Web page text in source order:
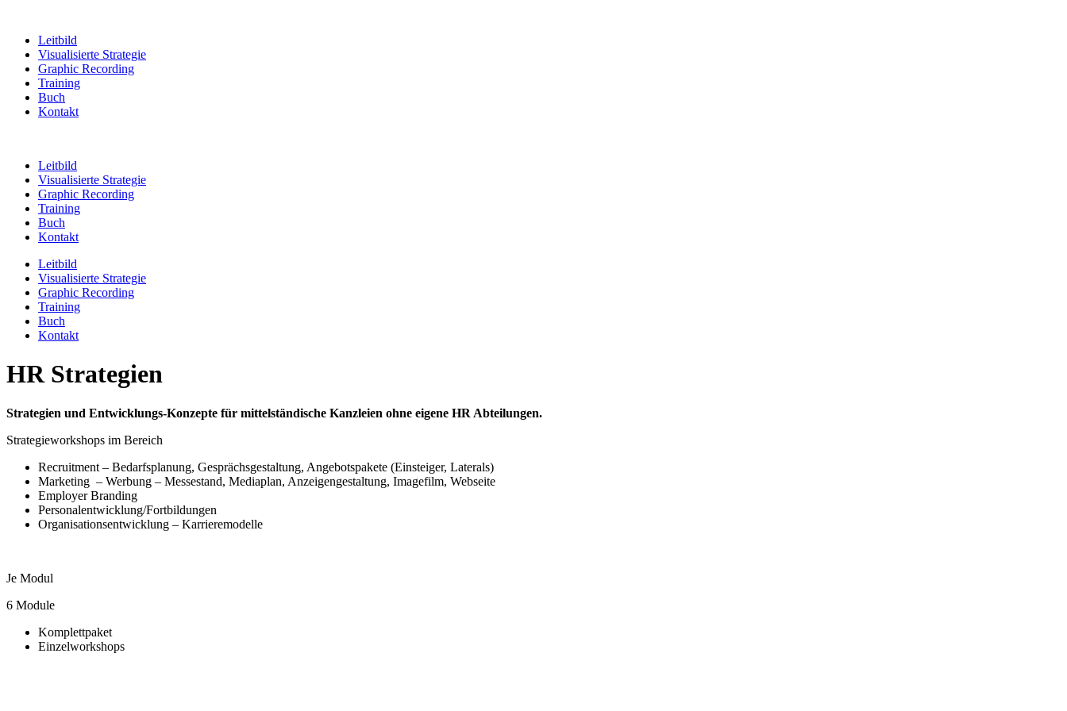
Leitbild
Visualisierte Strategie
Graphic Recording
Training
Buch
Kontakt
Leitbild
Visualisierte Strategie
Graphic Recording
Training
Buch
Kontakt
Leitbild
Visualisierte Strategie
Graphic Recording
Training
Buch
Kontakt
HR Strategien
Strategien und Entwicklungs-Konzepte für mittelständische Kanzleien ohne eigene HR Abteilungen.
Strategieworkshops im Bereich
Recruitment – Bedarfsplanung, Gesprächsgestaltung, Angebotspakete (Einsteiger, Laterals)
Marketing – Werbung – Messestand, Mediaplan, Anzeigengestaltung, Imagefilm, Webseite
Employer Branding
Personalentwicklung/Fortbildungen
Organisationsentwicklung – Karrieremodelle
Je Modul
6 Module
Komplettpaket
Einzelworkshops